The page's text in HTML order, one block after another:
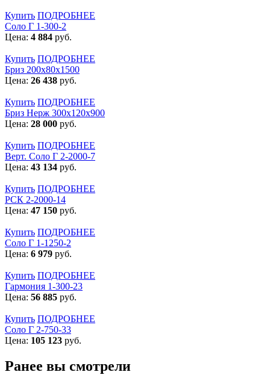
Купить ПОДРОБНЕЕ
Соло Г 1-300-2
Цена: 4 884 руб.
Купить ПОДРОБНЕЕ
Бриз 200х80х1500
Цена: 26 438 руб.
Купить ПОДРОБНЕЕ
Бриз Нерж 300х120х900
Цена: 28 000 руб.
Купить ПОДРОБНЕЕ
Верт. Соло Г 2-2000-7
Цена: 43 134 руб.
Купить ПОДРОБНЕЕ
РСК 2-2000-14
Цена: 47 150 руб.
Купить ПОДРОБНЕЕ
Соло Г 1-1250-2
Цена: 6 979 руб.
Купить ПОДРОБНЕЕ
Гармония 1-300-23
Цена: 56 885 руб.
Купить ПОДРОБНЕЕ
Соло Г 2-750-33
Цена: 105 123 руб.
Ранее вы смотрели